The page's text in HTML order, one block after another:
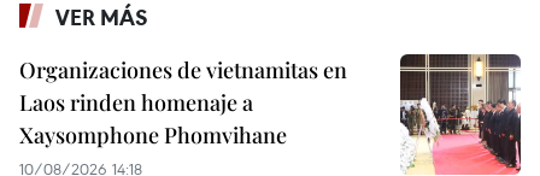
VER MÁS
Organizaciones de vietnamitas en
Laos rinden homenaje a
Xaysomphone Phomvihane
10/08/2026 14:18